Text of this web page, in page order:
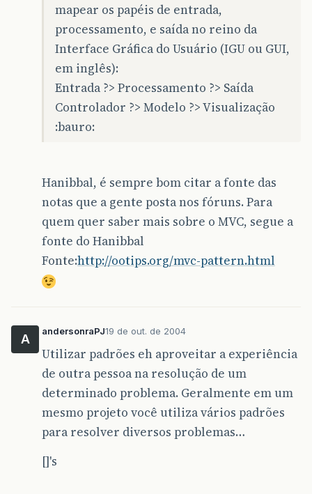
mapear os papéis de entrada,
processamento, e saída no reino da
Interface Gráfica do Usuário (IGU ou GUI,
em inglês):
Entrada ?> Processamento ?> Saída
Controlador ?> Modelo ?> Visualização
:bauro:
Hanibbal, é sempre bom citar a fonte das
notas que a gente posta nos fóruns. Para
quem quer saber mais sobre o MVC, segue a
fonte do Hanibbal
Fonte:http://ootips.org/mvc-pattern.html
A
andersonraPJ19 de out. de 2004
Utilizar padrões eh aproveitar a experiência
de outra pessoa na resolução de um
determinado problema. Geralmente em um
mesmo projeto você utiliza vários padrões
para resolver diversos problemas…
[]'s